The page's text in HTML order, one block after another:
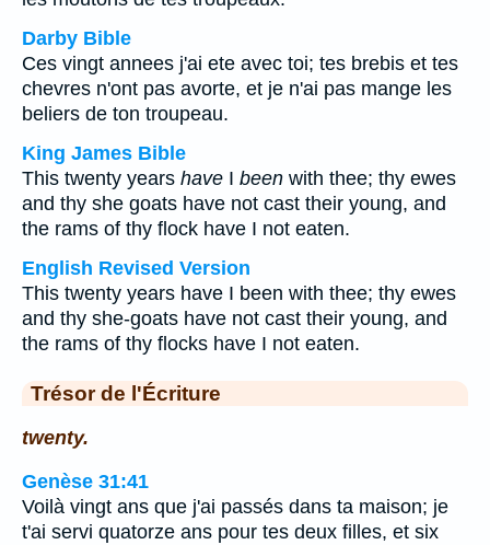
Darby Bible
Ces vingt annees j'ai ete avec toi; tes brebis et tes
chevres n'ont pas avorte, et je n'ai pas mange les
beliers de ton troupeau.
King James Bible
This twenty years have I been with thee; thy ewes
and thy she goats have not cast their young, and
the rams of thy flock have I not eaten.
English Revised Version
This twenty years have I been with thee; thy ewes
and thy she-goats have not cast their young, and
the rams of thy flocks have I not eaten.
Trésor de l'Écriture
twenty.
Genèse 31:41
Voilà vingt ans que j'ai passés dans ta maison; je
t'ai servi quatorze ans pour tes deux filles, et six